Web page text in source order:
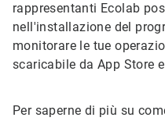
rappresentanti Ecolab
nell'installazione del
monitorare le tue
scaricabile da App Store
Per saperne di più su